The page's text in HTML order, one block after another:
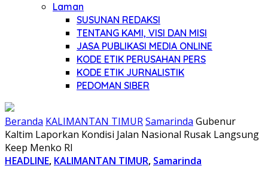
Laman
SUSUNAN REDAKSI
TENTANG KAMI, VISI DAN MISI
JASA PUBLIKASI MEDIA ONLINE
KODE ETIK PERUSAHAN PERS
KODE ETIK JURNALISTIK
PEDOMAN SIBER
Beranda KALIMANTAN TIMURSamarinda Gubenur
Kaltim Laporkan Kondisi Jalan Nasional Rusak Langsung
Keep Menko RI
HEADLINE, KALIMANTAN TIMUR, Samarinda